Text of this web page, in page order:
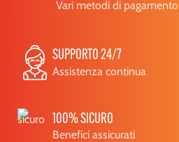
Vari metodi di pagamento
SUPPORTO 24/7
Assistenza continua
100% SICURO
Benefici assicurati